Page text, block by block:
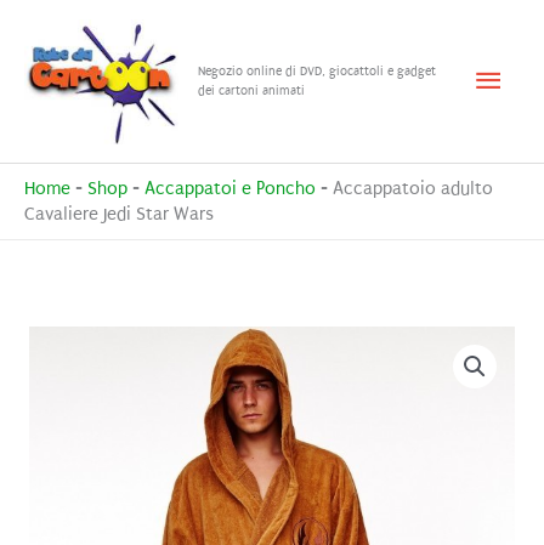
contenuto
Negozio online di DVD, giocattoli e gadget
dei cartoni animati
Menu
Home - Shop - Accappatoi e Poncho - Accappatoio adulto
Cavaliere Jedi Star Wars